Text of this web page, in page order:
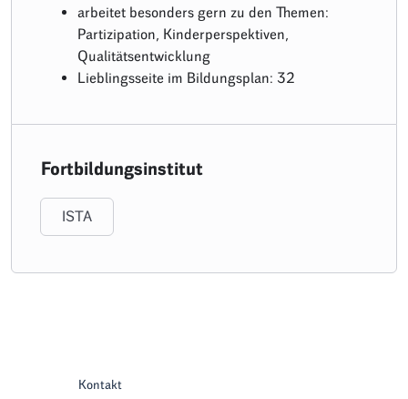
arbeitet besonders gern zu den Themen:
Partizipation, Kinderperspektiven,
Qualitätsentwicklung
Lieblingsseite im Bildungsplan: 32
Fortbildungsinstitut
ISTA
Kontakt